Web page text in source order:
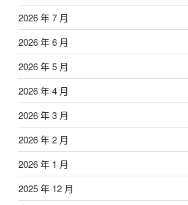
2026 年 7 月
2026 年 6 月
2026 年 5 月
2026 年 4 月
2026 年 3 月
2026 年 2 月
2026 年 1 月
2025 年 12 月